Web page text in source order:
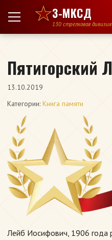
Перейти к содержимому
3-МКСД
130 стрелковая
Пятигорский
13.10.2019
Категории: Книга памяти
Лейб Иосифович, 1906 года